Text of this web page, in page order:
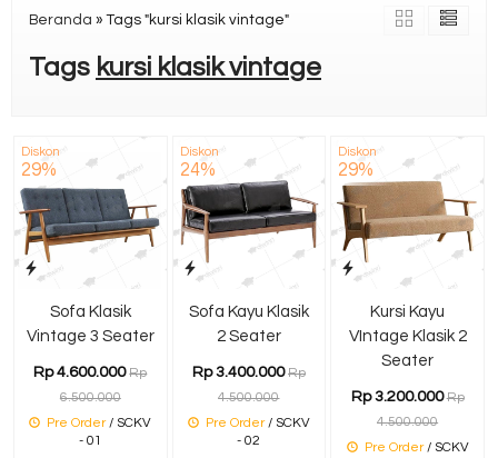
Beranda »Tags "kursi klasik vintage"
Tags kursi klasik vintage
Diskon
29%
Sofa Klasik
Vintage 3 Seater
Rp 4.600.000 Rp
6.500.000
Pre Order/ SCKV
- 01
Diskon
24%
Sofa Kayu Klasik
2 Seater
Rp 3.400.000 Rp
4.500.000
Pre Order/ SCKV
- 02
Diskon
29%
Kursi Kayu
VIntage Klasik 2
Seater
Rp 3.200.000 Rp
4.500.000
Pre Order/ SCKV